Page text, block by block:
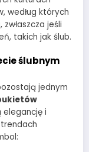
według których
jeśli
takich jak ślub.
ślubnym
jednym
elegancję i